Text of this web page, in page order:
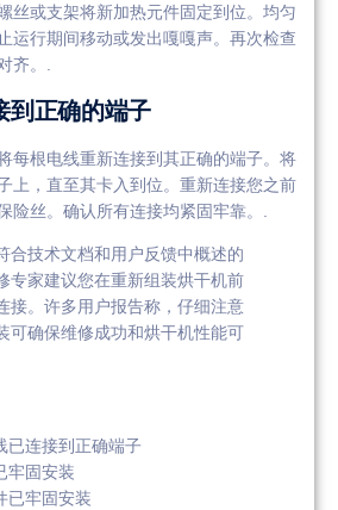
丝或支架将新加热元件固定到位。均匀
运行期间移动或发出嘎嘎声。再次检查
齐。.
到正确的端子
每根电线重新连接到其正确的端子。将
上，直至其卡入到位。重新连接您之前
险丝。确认所有连接均紧固牢靠。.
合技术文档和用户反馈中概述的
专家建议您在重新组装烘干机前
接。许多用户报告称，仔细注意
可确保维修成功和烘干机性能可
已连接到正确端子
牢固安装
已牢固安装